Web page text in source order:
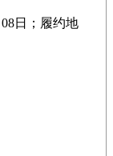
日；履约地